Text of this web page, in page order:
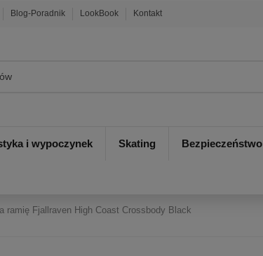
Blog-Poradnik LookBook Kontakt
i wypoczynek Skating Bezpieczeństwo
ramię Fjallraven High Coast Crossbody Black